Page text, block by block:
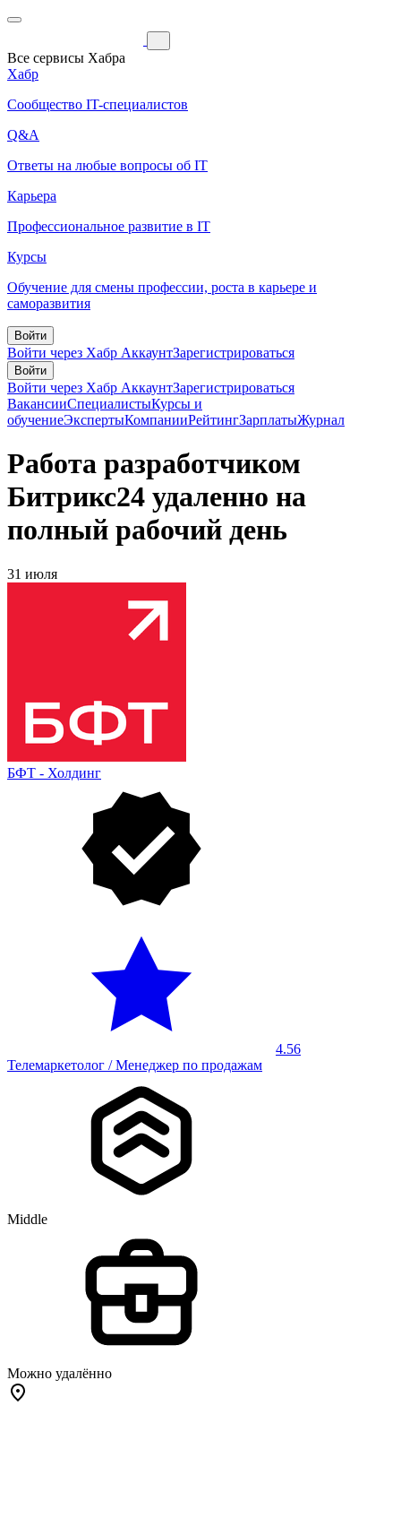
Все сервисы Хабра
Хабр
Сообщество IT-специалистов
Q&A
Ответы на любые вопросы об IT
Карьера
Профессиональное развитие в IT
Курсы
Обучение для смены профессии, роста в карьере и
саморазвития
Войти
Войти через Хабр АккаунтЗарегистрироваться
Войти
Войти через Хабр АккаунтЗарегистрироваться
ВакансииСпециалистыКурсы и
обучениеЭкспертыКомпанииРейтингЗарплатыЖурнал
Работа разработчиком
Битрикс24 удаленно на
полный рабочий день
31 июля
БФТ - Холдинг
4.56
Телемаркетолог / Менеджер по продажам
Middle
Можно удалённо